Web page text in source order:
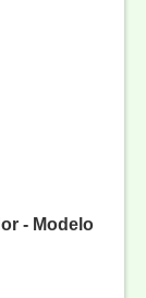
- Modelo